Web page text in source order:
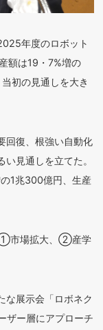
年度のロボット
額は19・7%増の
初の見通しを大き
回復、根強い自動化
見通しを立てた。
1兆300億円、生産
①市場拡大、②産学
な展示会「ロボネク
ザー層にアプローチ